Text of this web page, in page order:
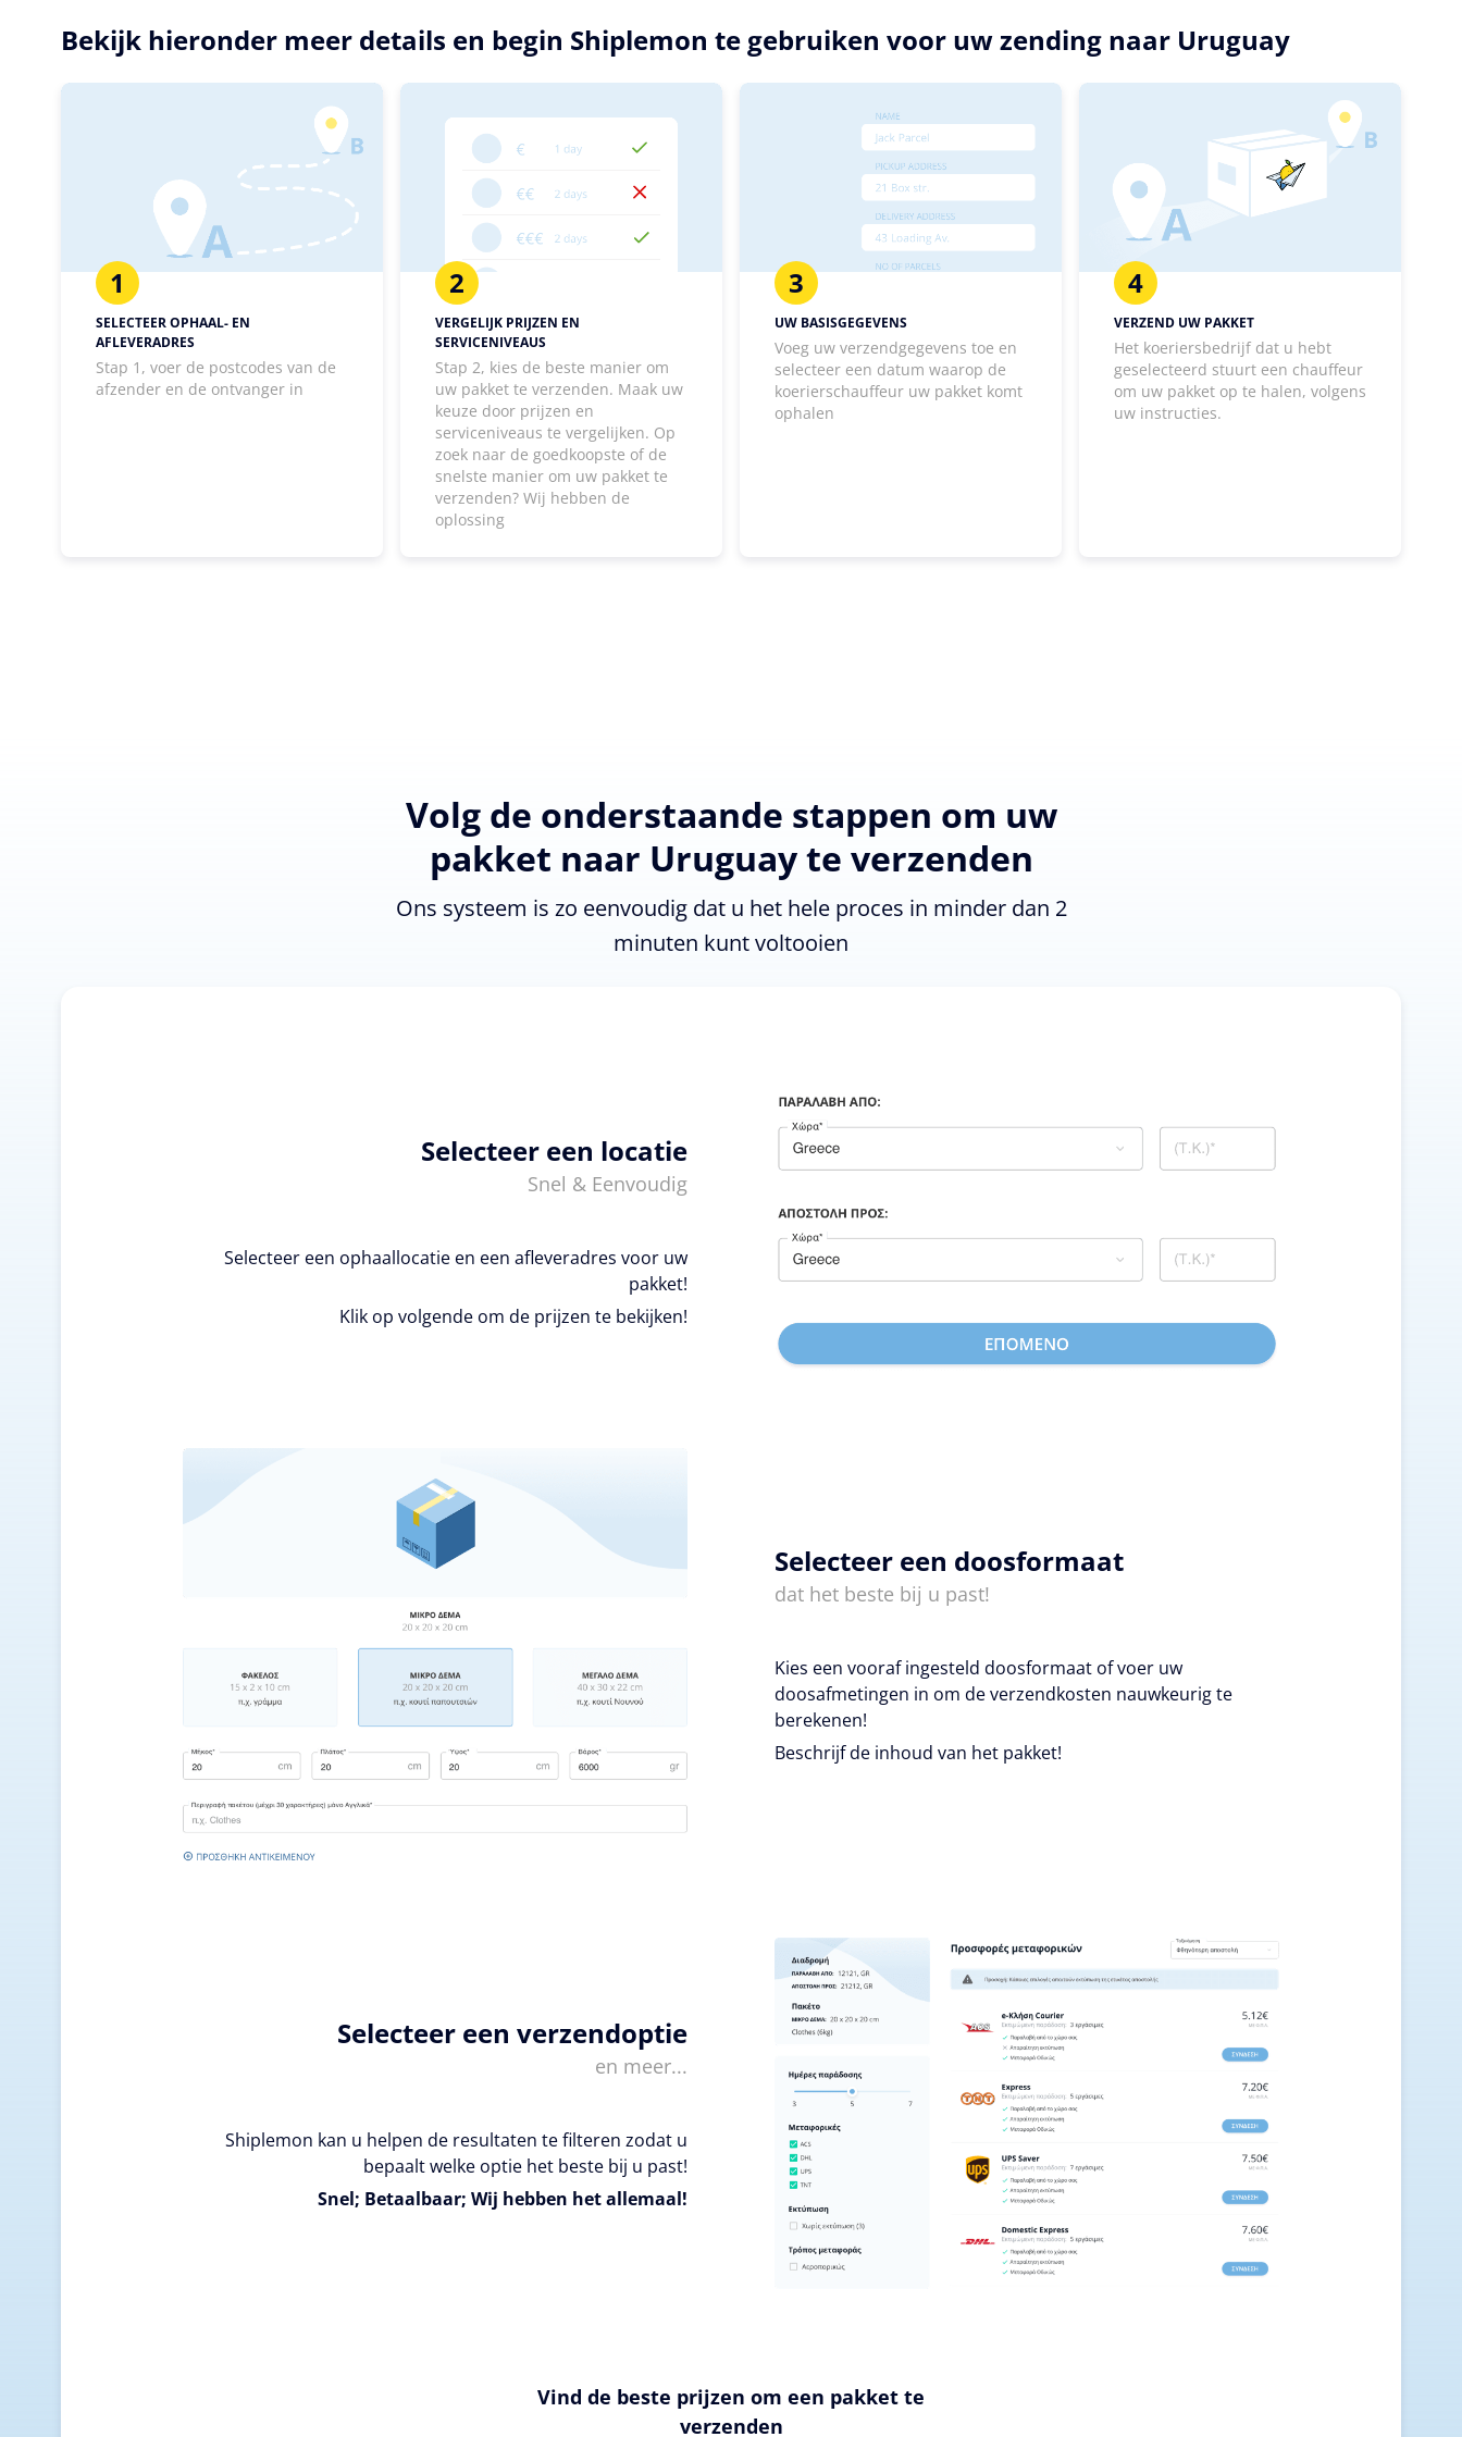
Bekijk hieronder meer details en begin Shiplemon te gebruiken voor uw zending naar Uruguay
1
SELECTEER OPHAAL- EN
AFLEVERADRES
Stap 1, voer de postcodes van de
afzender en de ontvanger in
2
VERGELIJK PRIJZEN EN
SERVICENIVEAUS
Stap 2, kies de beste manier om
uw pakket te verzenden. Maak uw
keuze door prijzen en
serviceniveaus te vergelijken. Op
zoek naar de goedkoopste of de
snelste manier om uw pakket te
verzenden? Wij hebben de
oplossing
3
UW BASISGEGEVENS
Voeg uw verzendgegevens toe en
selecteer een datum waarop de
koerierschauffeur uw pakket komt
ophalen
4
VERZEND UW PAKKET
Het koeriersbedrijf dat u hebt
geselecteerd stuurt een chauffeur
om uw pakket op te halen, volgens
uw instructies.
Volg de onderstaande stappen om uw
pakket naar Uruguay te verzenden
Ons systeem is zo eenvoudig dat u het hele proces in minder dan 2
minuten kunt voltooien
Selecteer een locatie
Snel & Eenvoudig
Selecteer een ophaallocatie en een afleveradres voor uw
pakket!
Klik op volgende om de prijzen te bekijken!
Selecteer een doosformaat
dat het beste bij u past!
Kies een vooraf ingesteld doosformaat of voer uw
doosafmetingen in om de verzendkosten nauwkeurig te
berekenen!
Beschrijf de inhoud van het pakket!
Selecteer een verzendoptie
en meer...
Shiplemon kan u helpen de resultaten te filteren zodat u
bepaalt welke optie het beste bij u past!
Snel; Betaalbaar; Wij hebben het allemaal!
Vind de beste prijzen om een pakket te
verzenden